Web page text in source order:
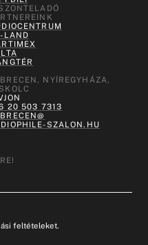
LAND
NYÍREGYHÁZA,
20 503 7313
SZALON.HU
feltételeket.